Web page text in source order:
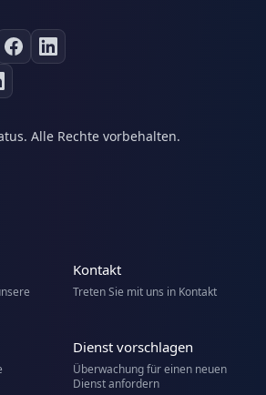
Alle Rechte vorbehalten.
Kontakt
Treten Sie mit uns in Kontakt
Dienst vorschlagen
Überwachung für einen neuen
Dienst anfordern